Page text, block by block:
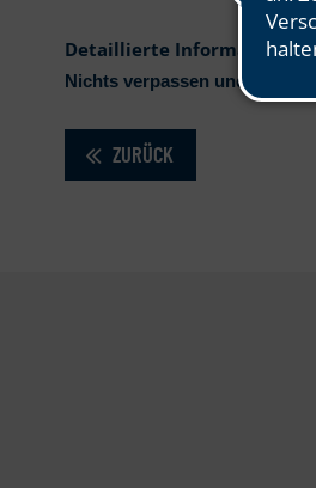
Detaillierte Informationen
Nichts verpassen und gleich
ZURÜCK